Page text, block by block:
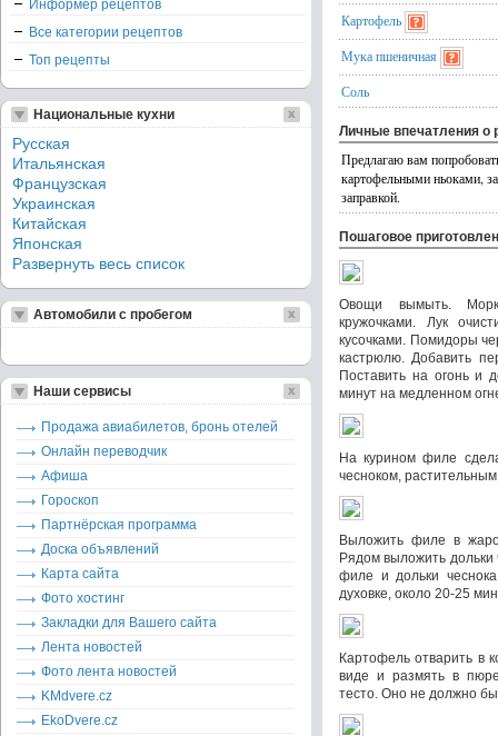
Картофель
Мука пшеничная
Соль
Личные впечатления о
Предлагаю вам
картофельными ньоками,
заправкой.
Пошаговое
Овощи вымыть.
кружочками. Лук
кусочками. Помидоры
кастрюлю. Добавить
Поставить на огонь и
минут на медленном
На курином филе
чесноком,
Выложить филе в
Рядом выложить дольки
филе и дольки
духовке, около 20-25
Картофель отварить в
виде и размять в
тесто. Оно не должно
Информер рецептов
Все категории рецептов
Топ рецепты
Национальные кухни
Русская
Итальянская
Французская
Украинская
Китайская
Японская
Развернуть весь список
Автомобили с пробегом
Наши сервисы
Продажа авиабилетов, бронь отелей
Онлайн переводчик
Афиша
Гороскоп
Партнёрская программа
Доска объявлений
Карта сайта
Фото хостинг
Закладки для Вашего сайта
Лента новостей
Фото лента новостей
KMdvere.cz
EkoDvere.cz